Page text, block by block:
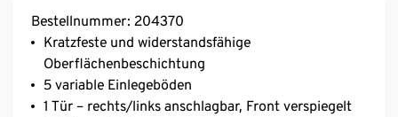
Bestellnummer: 204370
Kratzfeste und widerstandsfähige
Oberflächenbeschichtung
5 variable Einlegeböden
1 Tür – rechts/links anschlagbar, Front verspiegelt